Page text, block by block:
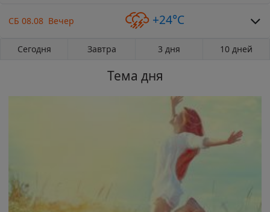
СБ 08.08 Вечер +24°C
Сегодня Завтра 3 дня 10 дней
Тема дня